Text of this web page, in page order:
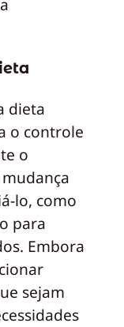
dieta
o controle
o
lo, como
para
Embora
sejam